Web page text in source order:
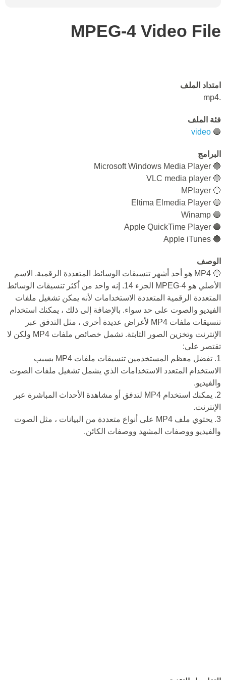
MPEG-4 Video File
امتداد الملف
.mp4
فئة الملف
🔵
video
البرامج
🔵 Microsoft Windows Media Player
🔵 VLC media player
🔵 MPlayer
🔵 Eltima Elmedia Player
🔵 Winamp
🔵 Apple QuickTime Player
🔵 Apple iTunes
الوصف
🔵 MP4 هو أحد أشهر تنسيقات الوسائط المتعددة الرقمية. الاسم
الأصلي هو MPEG-4 الجزء 14. إنه واحد من أكثر تنسيقات الوسائط
المتعددة الرقمية المتعددة الاستخدامات لأنه يمكن تشغيل ملفات
الفيديو والصوت على حد سواء. بالإضافة إلى ذلك ، يمكنك استخدام
تنسيقات ملفات MP4 لأغراض عديدة أخرى ، مثل التدفق عبر
الإنترنت وتخزين الصور الثابتة. تشمل خصائص ملفات MP4 ولكن لا
تقتصر على:
1. تفضل معظم المستخدمين تنسيقات ملفات MP4 بسبب
الاستخدام المتعدد الاستخدامات الذي يشمل تشغيل ملفات الصوت
والفيديو.
2. يمكنك استخدام MP4 لتدفق أو مشاهدة الأحداث المباشرة عبر
الإنترنت.
3. يحتوي ملف MP4 على أنواع متعددة من البيانات ، مثل الصوت
والفيديو ووصفات المشهد ووصفات الكائن.